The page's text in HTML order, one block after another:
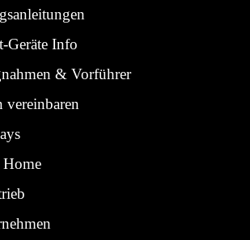
Geräte Info
& Vorführer
vereinbaren
Home